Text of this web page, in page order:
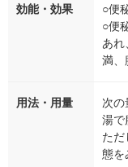
効能・効果
○便
○便
あれ
満、
用法・用量
次の
湯で
ただ
態を